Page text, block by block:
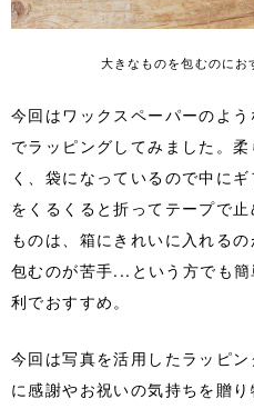
大きなものを包むのにお
今回はワックスペーパーのよ
でラッピングしてみました。
く、袋になっているので中に
をくるくると折ってテープで
ものは、箱にきれいに入れる
包むのが苦手...という方でも
利でおすすめ。
今回は写真を活用したラッピ
に感謝やお祝いの気持ちを贈